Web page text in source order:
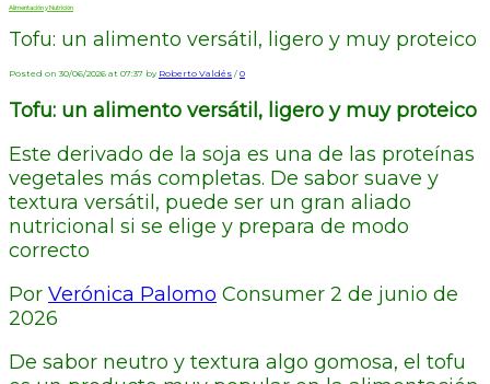
Alimentación y Nutrición
Tofu: un alimento versátil, ligero y muy proteico
Posted on 30/06/2026 at 07:37 by Roberto Valdés / 0
Tofu: un alimento versátil, ligero y muy proteico
Este derivado de la soja es una de las proteínas
vegetales más completas. De sabor suave y
textura versátil, puede ser un gran aliado
nutricional si se elige y prepara de modo
correcto
Por Verónica Palomo Consumer 2 de junio de
2026
De sabor neutro y textura algo gomosa, el tofu